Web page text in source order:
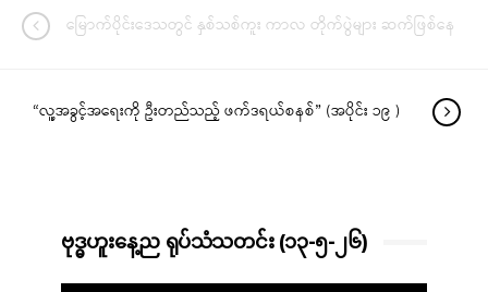
မြောက်ပိုင်းဒေသတွင် နှစ်သစ်ကူး ကာလ တိုက်ပွဲများ ဆက်ဖြစ်နေ
“လူ့အခွင့်အရေးကို ဦးတည်သည့် ဖက်ဒရယ်စနစ်” (အပိုင်း ၁၉ )
ဗုဒ္ဓဟူးနေ့ည ရုပ်သံသတင်း (၁၃-၅-၂၆)